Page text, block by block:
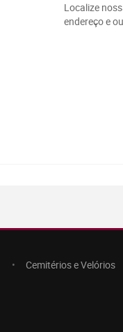
Localize
endereço e
Cemitérios e Velórios